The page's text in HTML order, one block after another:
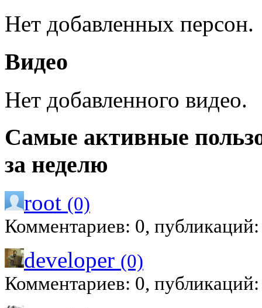
Нет добавленных персон.
Видео
Нет добавленного видео.
Самые активные
за неделю
root (0)
Комментариев: 0,
developer (0)
Комментариев: 0,